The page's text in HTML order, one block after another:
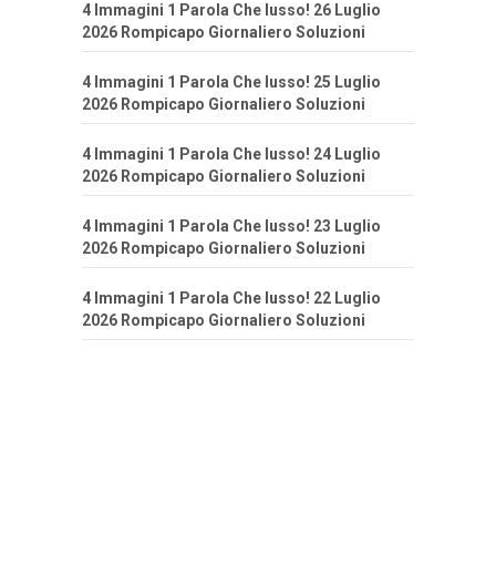
4 Immagini 1 Parola Che lusso! 26 Luglio
2026 Rompicapo Giornaliero Soluzioni
4 Immagini 1 Parola Che lusso! 25 Luglio
2026 Rompicapo Giornaliero Soluzioni
4 Immagini 1 Parola Che lusso! 24 Luglio
2026 Rompicapo Giornaliero Soluzioni
4 Immagini 1 Parola Che lusso! 23 Luglio
2026 Rompicapo Giornaliero Soluzioni
4 Immagini 1 Parola Che lusso! 22 Luglio
2026 Rompicapo Giornaliero Soluzioni